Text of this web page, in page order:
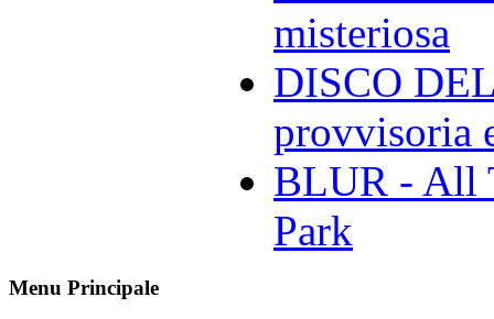
misteriosa
DISCO
provvisoria
BLUR - All
Park
Menu Principale